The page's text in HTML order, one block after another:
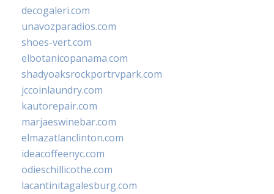
decogaleri.com
unavozparadios.com
shoes-vert.com
elbotanicopanama.com
shadyoaksrockportrvpark.com
jccoinlaundry.com
kautorepair.com
marjaeswinebar.com
elmazatlanclinton.com
ideacoffeenyc.com
odieschillicothe.com
lacantinitagalesburg.com